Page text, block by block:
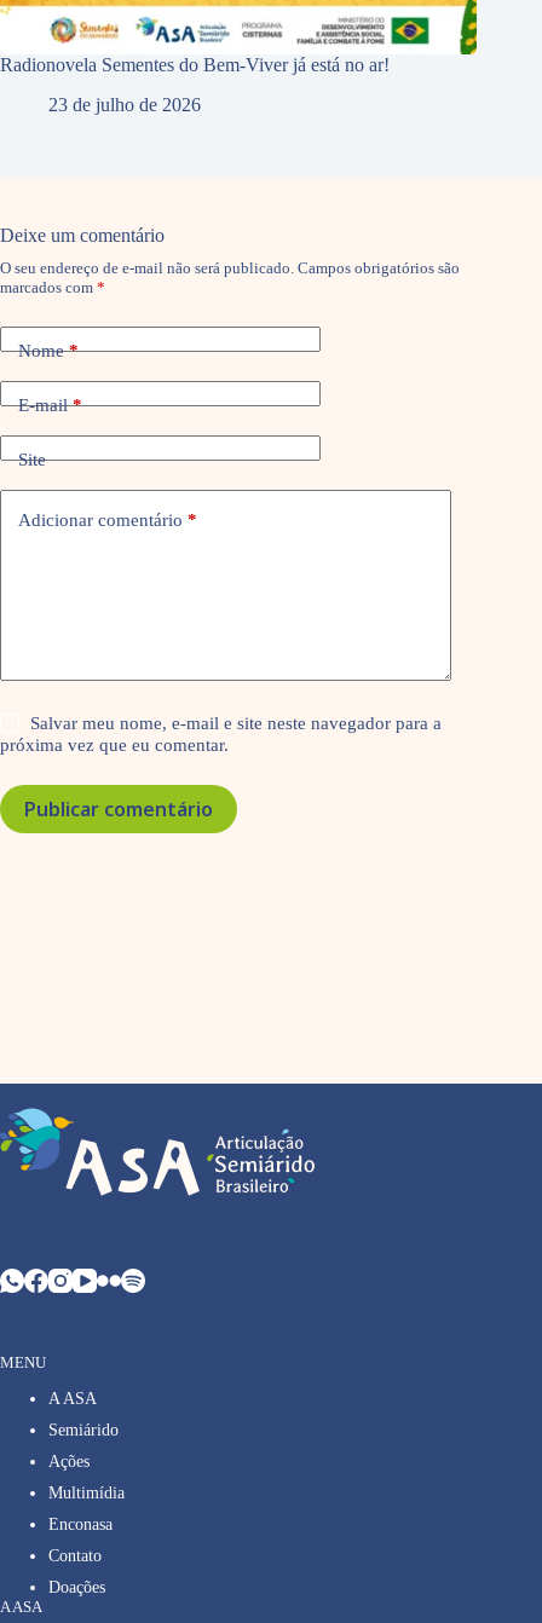
Radionovela Sementes do Bem-Viver já está no ar!
23 de julho de 2026
Deixe um comentário
O seu endereço de e-mail não será publicado. Campos obrigatórios são
marcados com *
Nome*
E-mail*
Site
Adicionar comentário *
Salvar meu nome, e-mail e site neste navegador para a
próxima vez que eu comentar.
Publicar comentário
MENU
A ASA
Semiárido
Ações
Multimídia
Enconasa
Contato
Doações
A ASA